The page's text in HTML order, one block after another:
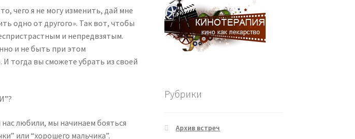
чего я не могу изменить, дай мне
одно от другого». Так вот, чтобы
и непредвзятым.
и не быть при этом
тогда вы сможете убрать из своей
любили, мы начинаем бояться
или “хорошего мальчика”.
Рубрики
Архив встреч